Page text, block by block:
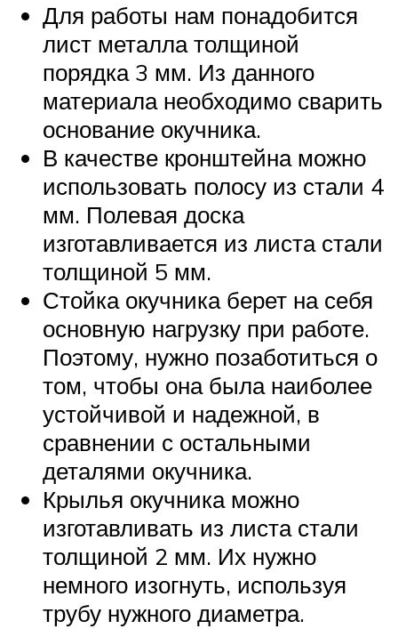
Для работы нам понадобится
лист металла толщиной
порядка 3 мм. Из данного
материала необходимо сварить
основание окучника.
В качестве кронштейна можно
использовать полосу из стали 4
мм. Полевая доска
изготавливается из листа стали
толщиной 5 мм.
Стойка окучника берет на себя
основную нагрузку при работе.
Поэтому, нужно позаботиться о
том, чтобы она была наиболее
устойчивой и надежной, в
сравнении с остальными
деталями окучника.
Крылья окучника можно
изготавливать из листа стали
толщиной 2 мм. Их нужно
немного изогнуть, используя
трубу нужного диаметра.